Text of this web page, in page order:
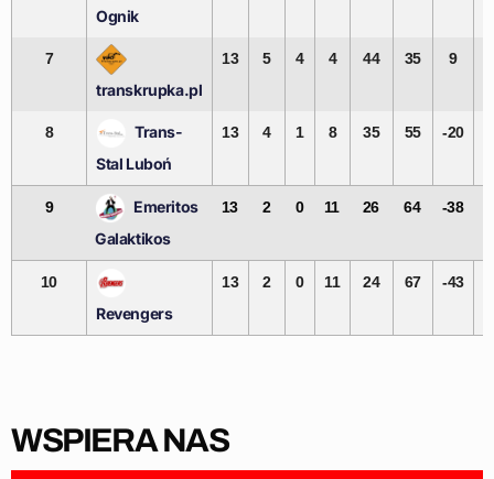
Ognik
7
transkrupka.pl
13 5 4 4 44 35 9
8
Trans-
Stal Luboń
13 4 1 8 35 55 -20
9
Emeritos
Galaktikos
13 2 0 11 26 64 -38
10
Revengers
13 2 0 11 24 67 -43
WSPIERA NAS